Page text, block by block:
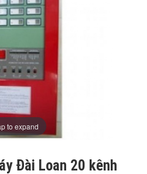
to expand
Đài Loan 20 kênh